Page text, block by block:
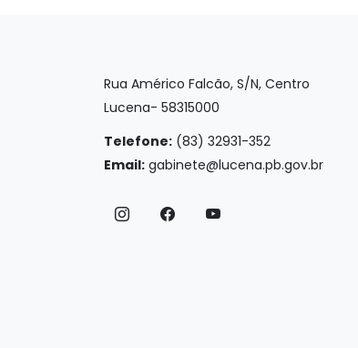
Rua Américo Falcão, S/N, Centro
Lucena- 58315000
Telefone: (83) 32931-352
Email: gabinete@lucena.pb.gov.br